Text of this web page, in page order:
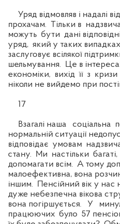
Уряд відмовляв і надалі
прохачам. Тільки в
можуть бути дані
уряд, який у таких
заслуговує всілякої
шельмування. Це в
економіки, вихід її з
ніколи не вийдемо при
17
Взагалі наша соціальна
нормальній ситуації
відповідає умовам
стану. Ми настільки
допомагати всім. А тому
малоефективна, вона
іншим. Пенсійний вік у нас
дуже небезпечна вікова
вона погіршується. У
працюючих було 57